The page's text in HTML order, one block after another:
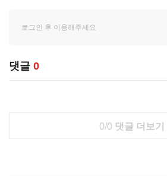
댓글 0
0/0 댓글 더보기